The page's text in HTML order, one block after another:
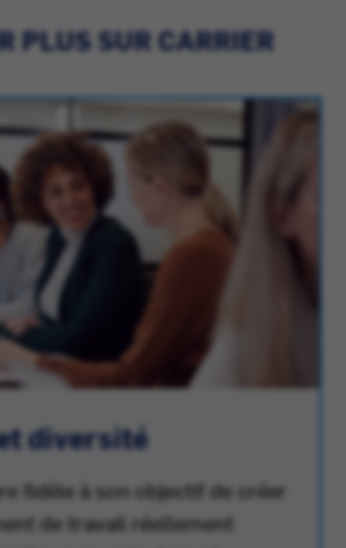
PLUS SUR CARRIER
diversité
fidèle à son objectif de créer
de travail réellement